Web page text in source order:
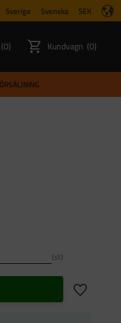
Sverige Svenska SEK
FAVORITER:
0 Kundvagn ANTAL
0
st
Lägg till i